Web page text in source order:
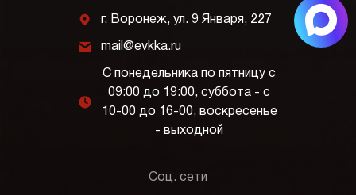
j г. Воронеж, ул. 9 Января, 227
k mail@evkka.ru
l
С понедельника по пятницу с
09:00 до 19:00, суббота - с
10-00 до 16-00, воскресенье
- выходной
Соц. сети